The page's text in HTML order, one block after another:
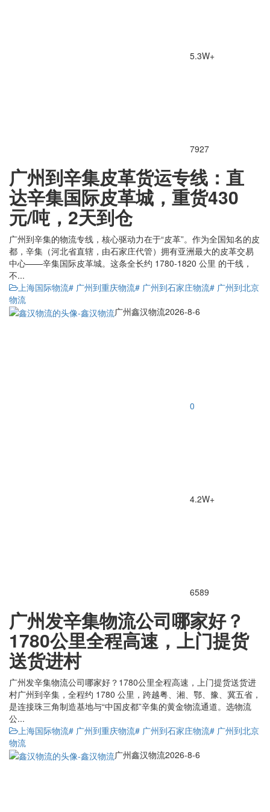
5.3W+
7927
广州到辛集皮革货运专线：直
达辛集国际皮革城，重货430
元/吨，2天到仓
广州到辛集的物流专线，核心驱动力在于“皮革”。作为全国知名的皮
都，辛集（河北省直辖，由石家庄代管）拥有亚洲最大的皮革交易
中心——辛集国际皮革城。这条全长约 1780-1820 公里 的干线，
不...
上海国际物流# 广州到重庆物流# 广州到石家庄物流# 广州到北京
物流
广州鑫汉物流2026-8-6
0
4.2W+
6589
广州发辛集物流公司哪家好？
1780公里全程高速，上门提货
送货进村
广州发辛集物流公司哪家好？1780公里全程高速，上门提货送货进
村广州到辛集，全程约 1780 公里，跨越粤、湘、鄂、豫、冀五省，
是连接珠三角制造基地与“中国皮都”辛集的黄金物流通道。选物流
公...
上海国际物流# 广州到重庆物流# 广州到石家庄物流# 广州到北京
物流
广州鑫汉物流2026-8-6